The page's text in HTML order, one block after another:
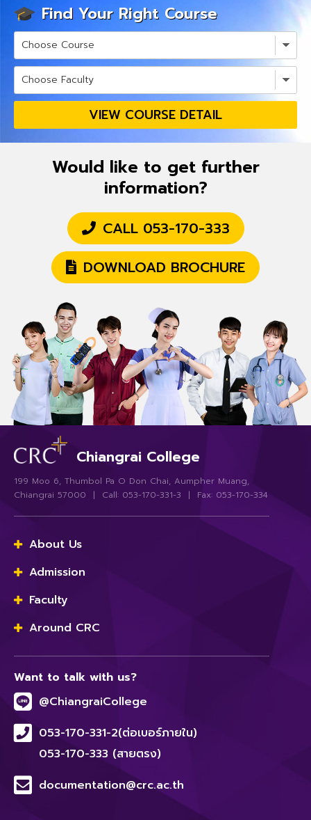
Find Your Right Course
VIEW COURSE DETAIL
Would like to get further
information?
CALL 053-170-333
DOWNLOAD BROCHURE
Chiangrai College
199 Moo 6, Thumbol Pa O Don Chai, Aumpher Muang,
Chiangrai 57000 | Call: 053-170-331-3 | Fax: 053-170-334
About Us
Admission
Faculty
Around CRC
Want to talk with us?
@ChiangraiCollege
053-170-331-2(ต่อเบอร์ภายใน)
053-170-333 (สายตรง)
documentation@crc.ac.th